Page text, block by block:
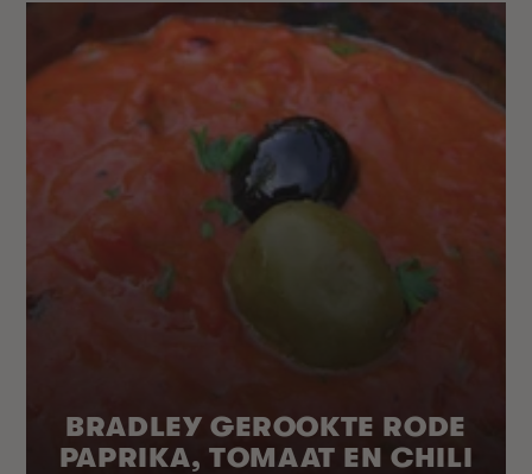
BRADLEY GEROOKTE RODE
PAPRIKA, TOMAAT EN CHILI